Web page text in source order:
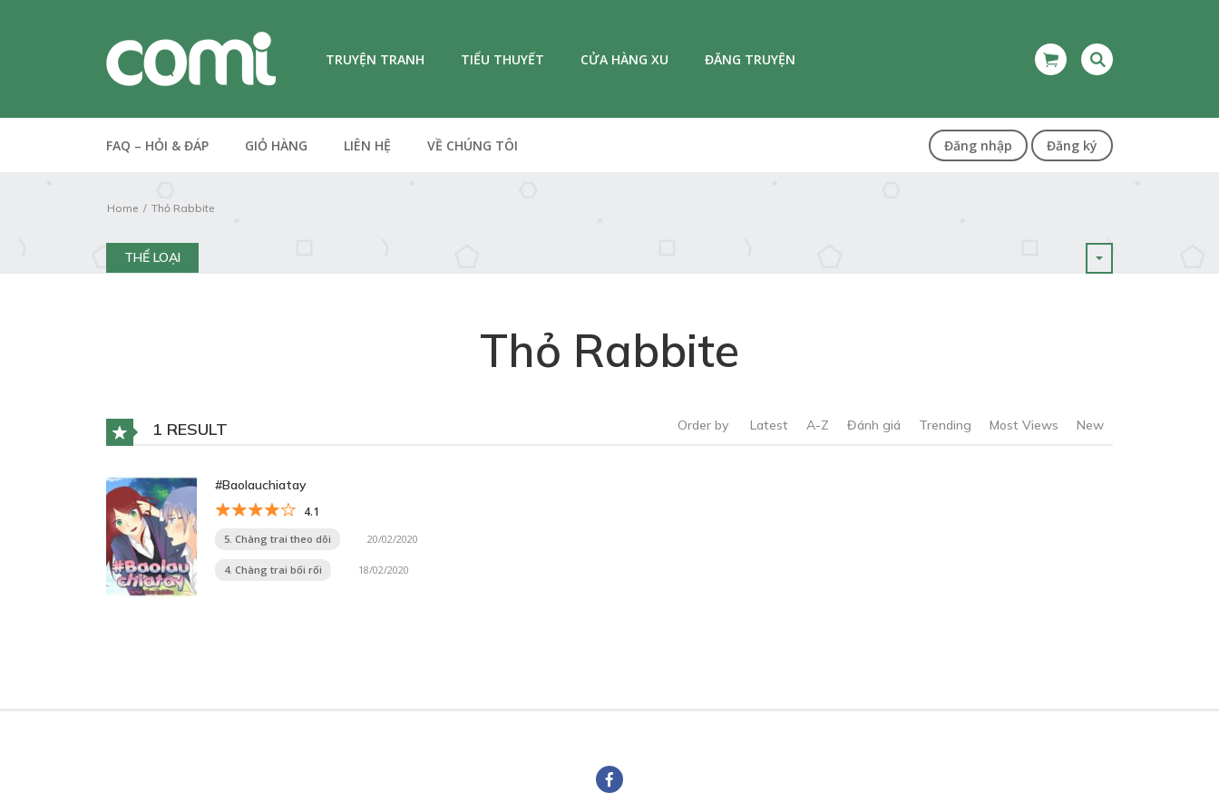
TRUYỆN TRANH TIỂU THUYẾT CỬA HÀNG XU ĐĂNG TRUYỆN
FAQ – HỎI & ĐÁP GIỎ HÀNG LIÊN HỆ VỀ CHÚNG TÔI Đăng nhập Đăng ký
Home Thỏ Rabbite
THỂ LOẠI
Thỏ Rabbite
1 RESULT Order by Latest A-Z Đánh giá Trending Most Views New
#Baolauchiatay
4.1
5. Chàng trai theo dõi 20/02/2020
4. Chàng trai bối rối 18/02/2020